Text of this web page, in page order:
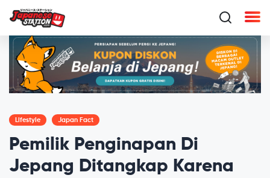
Lifestyle Japan Fact
Pemilik Penginapan Di
Jepang Ditangkap Karena